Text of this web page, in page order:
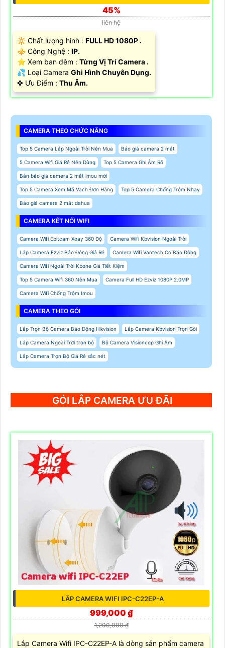
45%
liên hệ
🔆 Chất lượng hình : FULL HD 1080P .
⚜️ Công Nghệ : IP.
⭐ Xem ban đêm : Từng Vị Trí Camera .
💦 Loại Camera Ghi Hình Chuyên Dụng.
️✤ Ưu Điểm : Thu Âm.
CAMERA THEO CHỨC NĂNG
Top 5 Camera Lắp Ngoài Trời Nên Mua Báo giá camera 2 mắt
5 Camera Wifi Giá Rẻ Nên Dùng Top 5 Camera Ghi Âm Rõ
Bản báo giá camera 2 mắt imou mới
Top 5 Camera Xem Mã Vạch Đơn Hàng Top 5 Camera Chống Trộm Nhạy
Báo giá camera 2 mắt dahua
CAMERA KẾT NỐI WIFI
Camera Wifi Ebitcam Xoay 360 Độ Camera Wifi Kbvision Ngoài Trời
Lắp Camera Ezviz Báo Động Giá Rẻ Camera Wifi Vantech Có Báo Động
Camera Wifi Ngoài Trời Kbone Giá Tiết Kiệm
Top 5 Camera Wifi 360 Nên Mua Camera Full HD Ezviz 1080P 2.0MP
Camera Wifi Chống Trộm Imou
CAMERA THEO GÓI
Lắp Trọn Bộ Camera Báo Động Hikvision Lắp Camera Kbvision Trọn Gói
Lắp Camera Ngoài Trời trọn bộ Bộ Camera Visioncop Ghi Âm
Lắp Camera Trọn Bộ Giá Rẻ sắc nét
GÓI LẮP CAMERA ƯU ĐÃI
LẮP CAMERA WIFI IPC-C22EP-A
999,000 ₫
1,200,000 ₫
Lắp Camera Wifi IPC-C22EP-A là dòng sản phẩm camera